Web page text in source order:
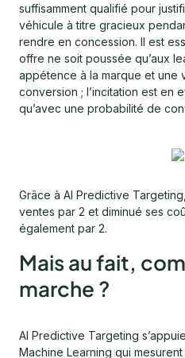
suffisamment qualifié pour
véhicule à titre gracieux
rendre en concession. Il est
offre ne soit poussée qu’aux
appétence à la marque et une
conversion ; l’incitation est en
qu’avec une probabilité de
Grâce à AI Predictive
ventes par 2 et diminué ses
également par 2.
Mais au fait,
marche ?
AI Predictive Targeting
Machine Learning qui